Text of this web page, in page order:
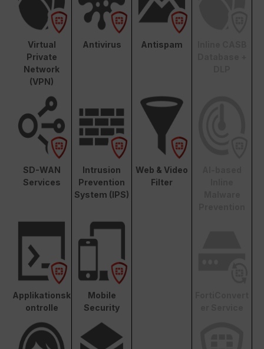
Virtual
Private
Network
(VPN)
Antivirus Antispam
SD-WAN
Services
Intrusion
Prevention
System (IPS)
Web & Video
Filter
Applikationsk
ontrolle
Mobile
Security